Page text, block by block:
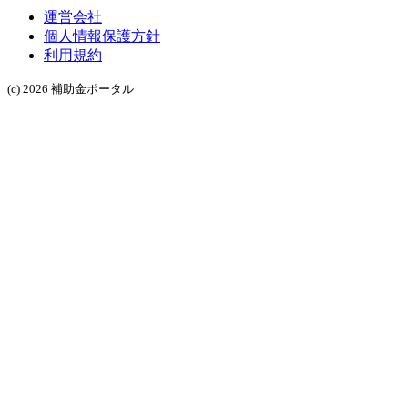
運営会社
個人情報保護方針
利用規約
(c) 2026 補助金ポータル